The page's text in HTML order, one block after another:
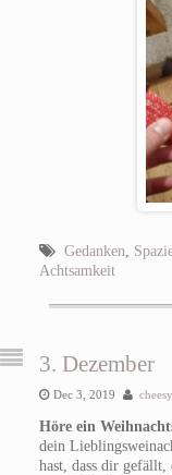
Gedanken
Achtsamkeit
3. Dezember
Dec 3, 2019 cheesy
Höre ein
dein
hast, dass dir gefällt,